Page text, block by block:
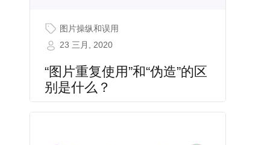
图片操纵和误用
23 三月, 2020
“图片重复使用”和“伪造”的区
别是什么？